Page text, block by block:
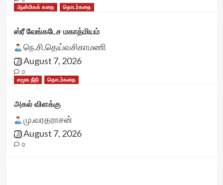
ஆன்மிகக் கதை
தொடர்கதை
ஸ்ரீ வேங்கடேச மகாத்மியம்
நெ.சி.தெய்வசிகாமணி
August 7, 2026
0
சமூக நீதி
தொடர்கதை
அகல் விளக்கு
மு.வரதராசன்
August 7, 2026
0